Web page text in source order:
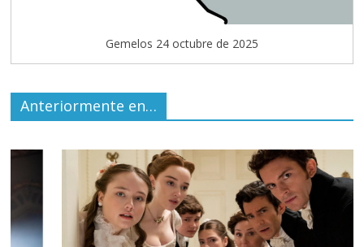
Gemelos 24 octubre de 2025
Anteriormente en…